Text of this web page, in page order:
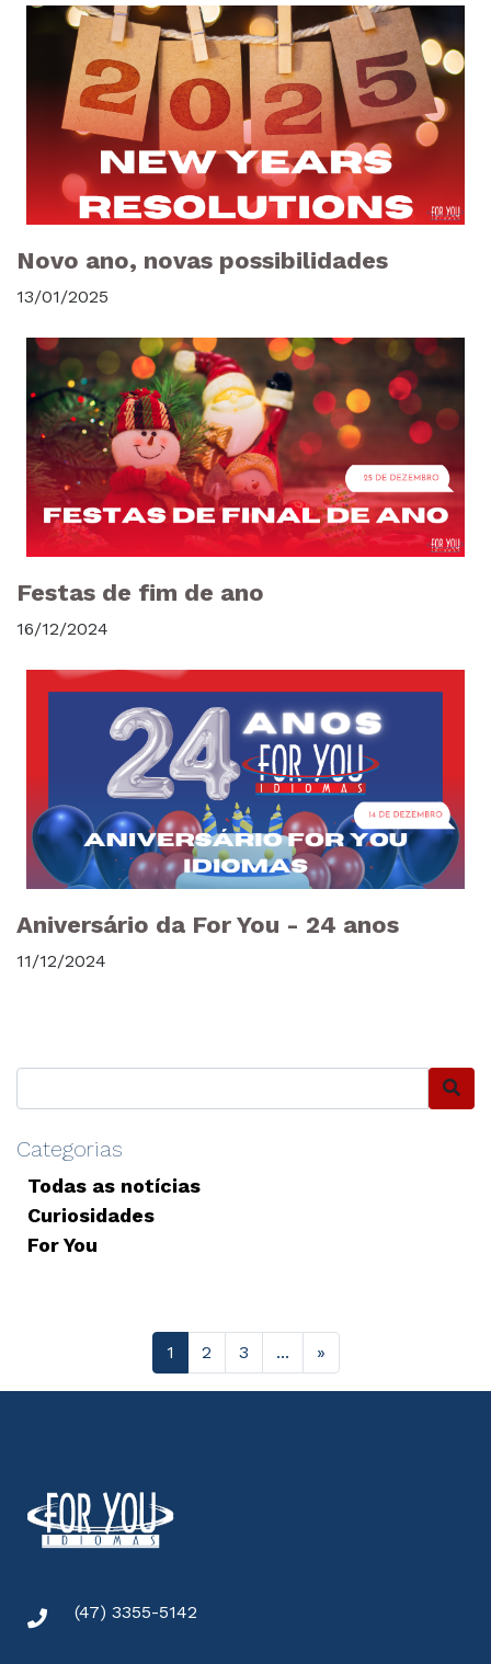
Novo ano, novas possibilidades
13/01/2025
Festas de fim de ano
16/12/2024
Aniversário da For You - 24 anos
11/12/2024
Categorias
Todas as notícias
Curiosidades
For You
1 2 3 ... »
(47) 3355-5142